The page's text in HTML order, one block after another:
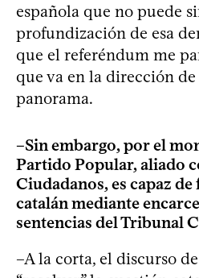
española que no puede
profundización de esa
que el referéndum me
que va en la dirección
panorama.
–Sin embargo, por el
Partido Popular, aliado
Ciudadanos, es capaz
catalán mediante
sentencias del Tribunal
–A la corta, el discurso